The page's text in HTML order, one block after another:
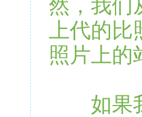
然，我们
上代的比
照片上的
如果我